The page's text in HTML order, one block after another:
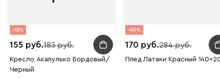
15
155 183
Кресло Акапулько Бордовый/
Черный
40
170 284
Плед Латаки Красный